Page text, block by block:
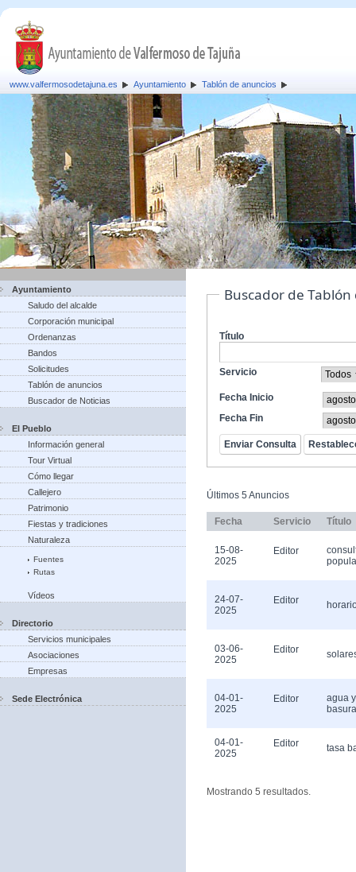
www.valfermosodetajuna.es Ayuntamiento Tablón de anuncios
Ayuntamiento
Saludo del alcalde
Corporación municipal
Ordenanzas
Bandos
Solicitudes
Tablón de anuncios
Buscador de Noticias
El Pueblo
Información general
Tour Virtual
Cómo llegar
Callejero
Patrimonio
Fiestas y tradiciones
Naturaleza
Fuentes
Rutas
Vídeos
Directorio
Servicios municipales
Asociaciones
Empresas
Sede Electrónica
Buscador de
Título
Servicio
Fecha Inicio
Fecha Fin
Últimos 5 Anuncios
Fecha Servicio Título
15-08-
2025
Editor
24-07-
2025
Editor
03-06-
2025
Editor
04-01-
2025
Editor
agua y
04-01-
2025
Editor tasa
Mostrando 5 resultados.